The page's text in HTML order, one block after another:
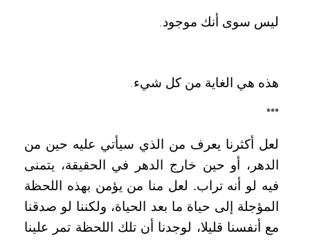
ليس سوى أنك موجود.
هذه هي الغاية من كل شيء.
***
لعل أكثرنا يعرف من الذي سيأتي عليه حين من
الدهر، أو حين خارج الدهر في الحقيقة، يتمنى
فيه لو أنه تراب. لعل منا من يؤمن بهذه اللحظة
المؤجلة إلى حياة ما بعد الحياة، ولكننا لو صدقنا
مع أنفسنا قليلا، لوجدنا أن تلك اللحظة تمر علينا